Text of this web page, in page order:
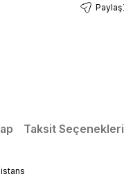
Paylaş
Taksit Seçenekleri